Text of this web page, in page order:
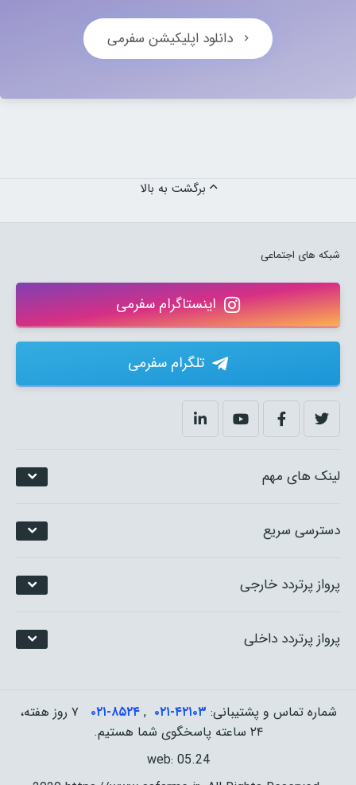
دانلود اپلیکیشن سفرمی
پرواز پرتردد داخلی
پرواز پرتردد خارجی
دسترسی سریع
لینک های مهم
شبکه های اجتماعی
اینستاگرام سفرمی
تلگرام سفرمی
شماره تماس و پشتیبانی: ۰۲۱-۴٢١٠٣ ,۰۲۱-۸۵۲۴
۷ روز هفته،
۲۴ ساعته پاسخگوی شما هستیم.
web: 05.24